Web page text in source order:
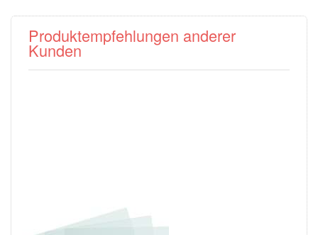
Produktempfehlungen anderer
Kunden
PVC